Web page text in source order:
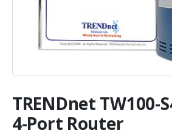
TRENDnet TW100-
4-Port Router